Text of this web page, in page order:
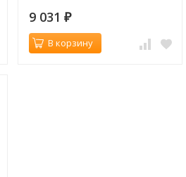
9 031 ₽
В корзину